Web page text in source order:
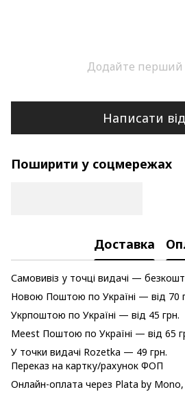
Додайте перший
Написати
Поширити у соцмережах
Доставка
Самовивіз у точці видачі —
Новою Поштою по Україні — від 70
Укрпоштою по Україні — від 45 грн.
Meest Поштою по Україні — від 65
У точки видачі Rozetka — 49 грн.
Переказ на картку/рахунок ФОП
Онлайн-оплата через Plata by